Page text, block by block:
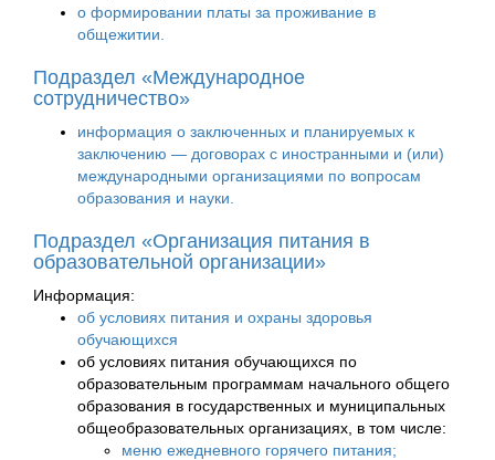
о формировании платы за проживание в
общежитии.
Подраздел «Международное
сотрудничество»
информация о заключенных и планируемых к
заключению — договорах с иностранными и (или)
международными организациями по вопросам
образования и науки.
Подраздел «Организация питания в
образовательной организации»
Информация:
об условиях питания и охраны здоровья
обучающихся
об условиях питания обучающихся по
образовательным программам начального общего
образования в государственных и муниципальных
общеобразовательных организациях, в том числе:
меню ежедневного горячего питания;